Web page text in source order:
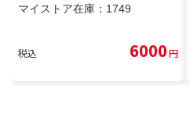
マイストア在庫： 1749
税込 6000円